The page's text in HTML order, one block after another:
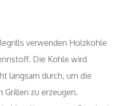
verwenden Holzkohle
Die Kohle wird
langsam durch, um die
zu erzeugen.